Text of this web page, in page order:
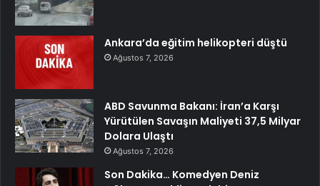
Ankara’da eğitim helikopteri düştü
Ağustos 7, 2026
ABD Savunma Bakanı: İran’a Karşı
Yürütülen Savaşın Maliyeti 37,5 Milyar
Dolara Ulaştı
Ağustos 7, 2026
Son Dakika… Komedyen Deniz